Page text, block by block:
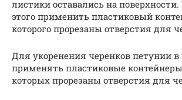
листики оставались на
этого применить пластиковый
которого прорезаны отверстия для
Для укоренения черенков петунии в
применять пластиковые
которых прорезаны отверстия для